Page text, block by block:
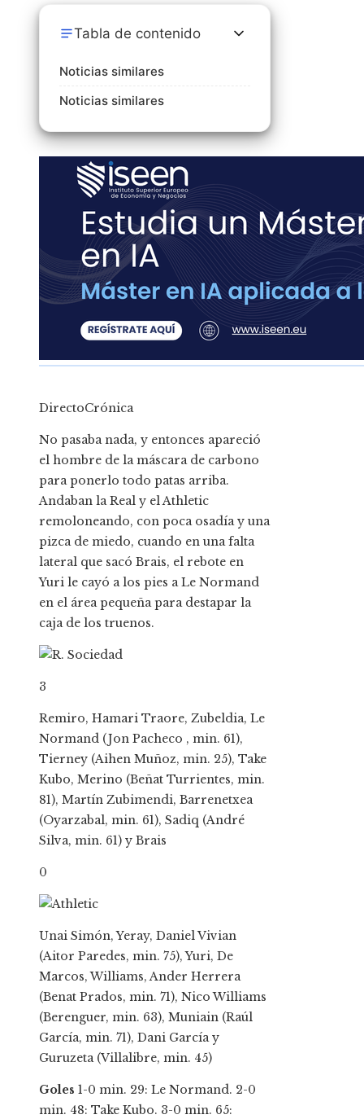
Tabla de contenido
Noticias similares
Noticias similares
DirectoCrónica
No pasaba nada, y entonces apareció
el hombre de la máscara de carbono
para ponerlo todo patas arriba.
Andaban la Real y el Athletic
remoloneando, con poca osadía y una
pizca de miedo, cuando en una falta
lateral que sacó Brais, el rebote en
Yuri le cayó a los pies a Le Normand
en el área pequeña para destapar la
caja de los truenos.
3
Remiro, Hamari Traore, Zubeldia, Le
Normand (Jon Pacheco , min. 61),
Tierney (Aihen Muñoz, min. 25), Take
Kubo, Merino (Beñat Turrientes, min.
81), Martín Zubimendi, Barrenetxea
(Oyarzabal, min. 61), Sadiq (André
Silva, min. 61) y Brais
0
Unai Simón, Yeray, Daniel Vivian
(Aitor Paredes, min. 75), Yuri, De
Marcos, Williams, Ander Herrera
(Benat Prados, min. 71), Nico Williams
(Berenguer, min. 63), Muniain (Raúl
García, min. 71), Dani García y
Guruzeta (Villalibre, min. 45)
Goles 1-0 min. 29: Le Normand. 2-0
min. 48: Take Kubo. 3-0 min. 65: